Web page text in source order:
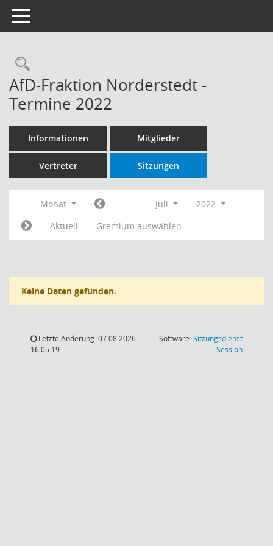
Toggle navigation
Rechercheauswahl
AfD-Fraktion Norderstedt -
Termine 2022
Informationen Mitglieder
Vertreter Sitzungen
Monat Juli
2022
Aktuell
Gremium auswählen
Keine Daten gefunden.
Letzte Änderung: 07.08.2026
16:05:19
Software:Sitzungsdienst
Session(Wird in